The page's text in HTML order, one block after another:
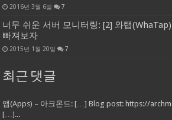
2016년 3월 6일 7
너무 쉬운 서버 모니터링: [2] 와탭
빠져보자
2015년 1월 20일 7
최근 댓글
앱(Apps) – 아크몬드: […] Blog post: https://
[…]...